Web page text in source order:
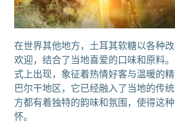
在世界其他地方，土耳其软糖以各种
欢迎，结合了当地喜爱的口味和原料
式上出现，象征着热情好客与温暖的
巴尔干地区，它已经融入了当地的传
方都有着独特的韵味和氛围，使得这
怀。